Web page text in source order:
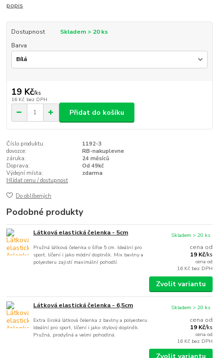
popis
Dostupnost
Skladem > 20 ks
Barva
19 Kč/ks
16 Kč bez DPH
Přidat do košíku
Číslo produktu:
1192-3
dovozce:
RB-nakuplevne
záruka:
24 měsíců
Doprava:
Od 49kč
Výdejní místa:
zdarma
Hlídat cenu / dostupnost
Do oblíbených
Podobné produkty
Látková elastická čelenka - 5cm
Pružná látková čelenka o šířce 5 cm. Ideální pro
sport, líčení i jako módní doplněk. Mix bavlny a
polyesteru zajistí maximální pohodlí.
cena od
19 Kč/ks
cena od
16 Kč bez DPH
Skladem > 20 ks
Zvolit variantu
Látková elastická čelenka - 6,5cm
Extra široká látková čelenka z bavlny a polyesteru.
Ideální pro sport, líčení i jako stylový doplněk.
Pružná, prodyšná a velmi pohodlná.
cena od
19 Kč/ks
cena od
16 Kč bez DPH
Skladem > 20 ks